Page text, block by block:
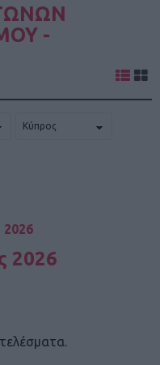
-
2026
2026